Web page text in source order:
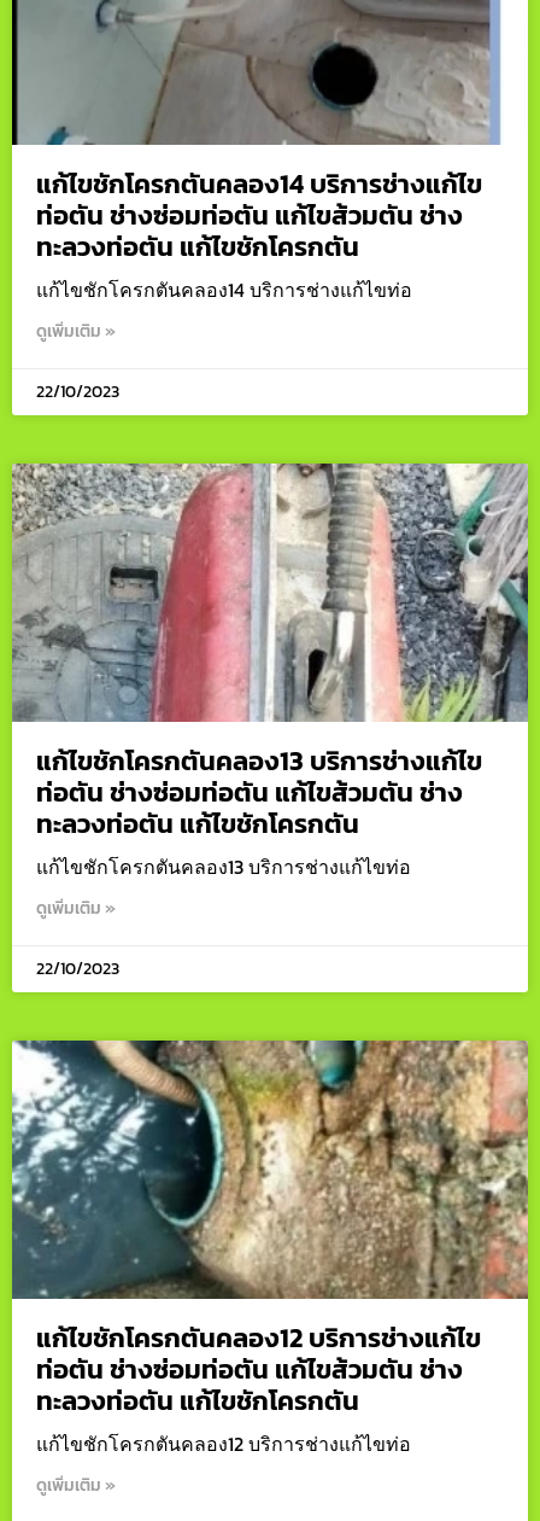
แก้ไขชักโครกตันคลอง14 บริการช่างแก้ไข
ท่อตัน ช่างซ่อมท่อตัน แก้ไขส้วมตัน ช่าง
ทะลวงท่อตัน แก้ไขชักโครกตัน
แก้ไขชักโครกตันคลอง14 บริการช่างแก้ไขท่อ
ดูเพิ่มเติม »
22/10/2023
แก้ไขชักโครกตันคลอง13 บริการช่างแก้ไข
ท่อตัน ช่างซ่อมท่อตัน แก้ไขส้วมตัน ช่าง
ทะลวงท่อตัน แก้ไขชักโครกตัน
แก้ไขชักโครกตันคลอง13 บริการช่างแก้ไขท่อ
ดูเพิ่มเติม »
22/10/2023
แก้ไขชักโครกตันคลอง12 บริการช่างแก้ไข
ท่อตัน ช่างซ่อมท่อตัน แก้ไขส้วมตัน ช่าง
ทะลวงท่อตัน แก้ไขชักโครกตัน
แก้ไขชักโครกตันคลอง12 บริการช่างแก้ไขท่อ
ดูเพิ่มเติม »